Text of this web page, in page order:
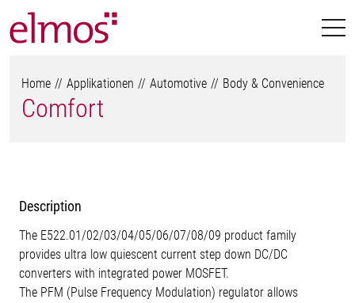
Home Applikationen Automotive Body & Convenience
Comfort
Description
The E522.01/02/03/04/05/06/07/08/09 product family
provides ultra low quiescent current step down DC/DC
converters with integrated power MOSFET.
The PFM (Pulse Frequency Modulation) regulator allows